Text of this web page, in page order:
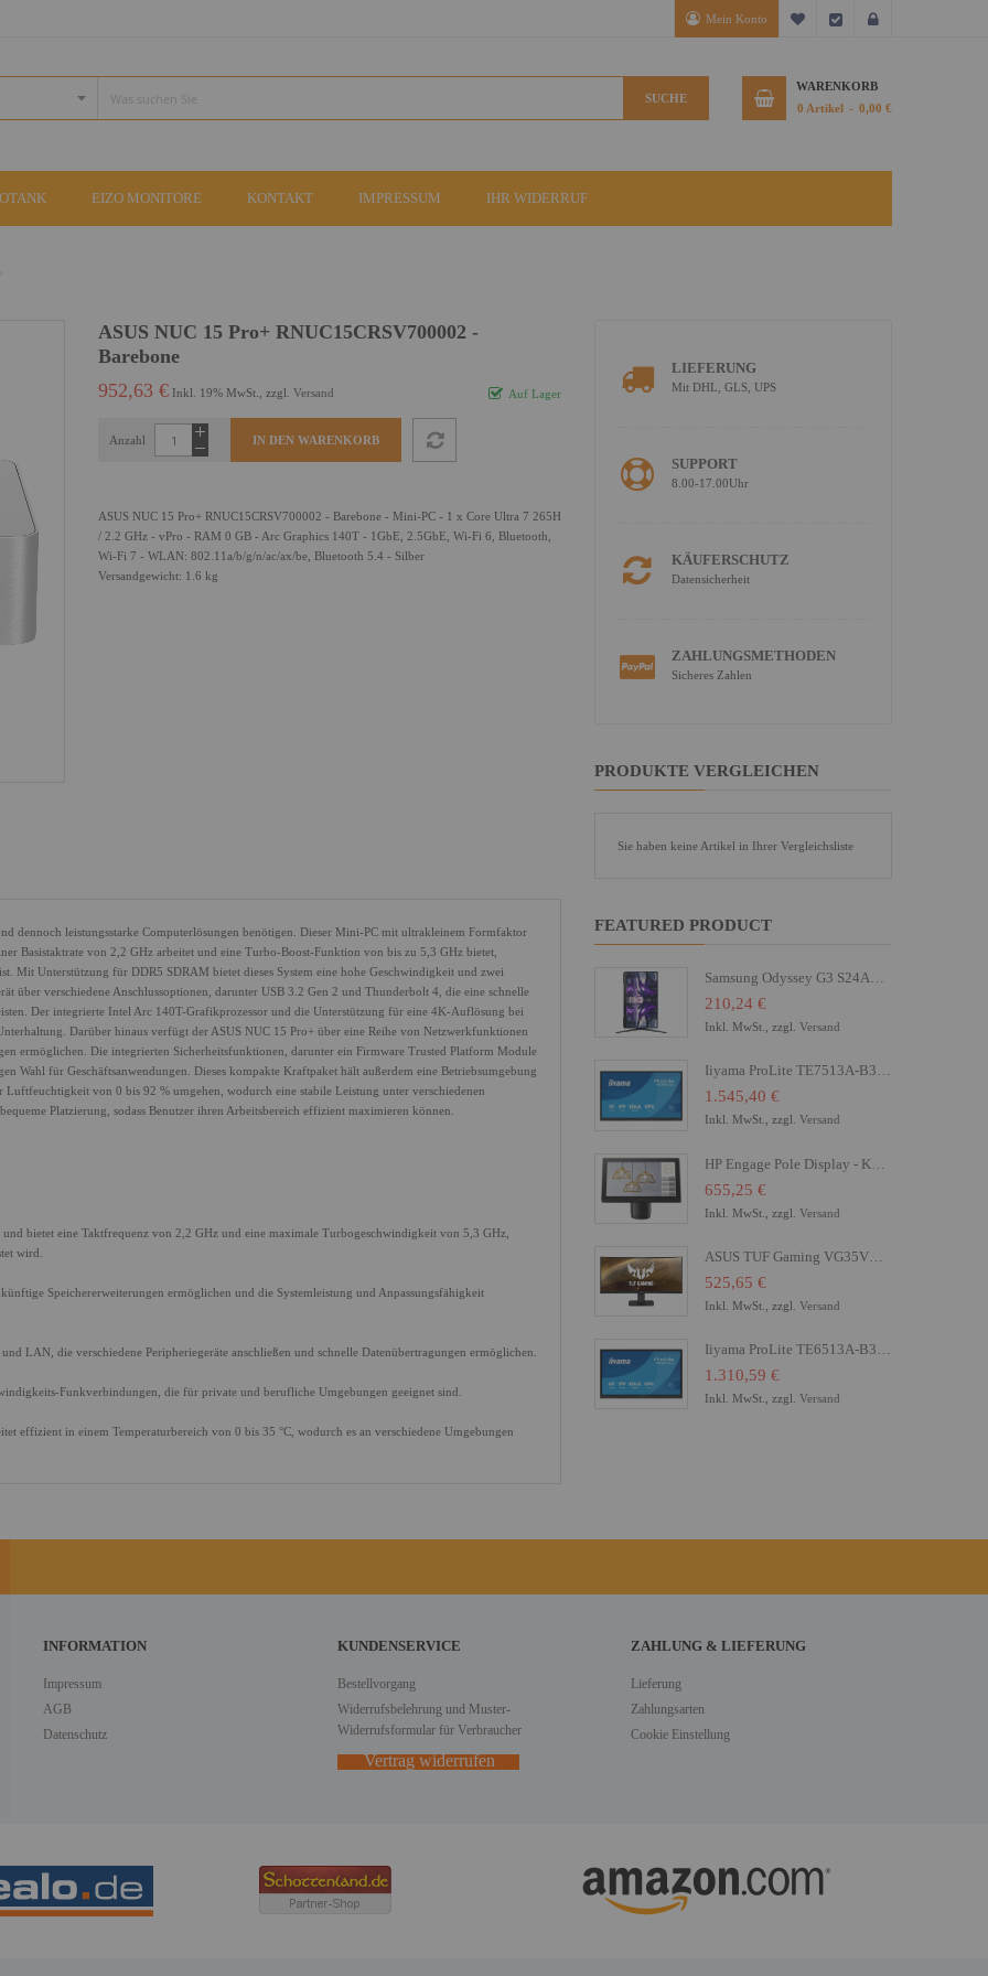
Mein Konto Mein Wunschzettel
Kasse
SUCHE
WARENKORB
0 Artikel 0,00 €
EIZO MONITORE KONTAKT IMPRESSUM IHR WIDERRUF
ASUS NUC 15 Pro+ RNUC15CRSV700002 -
Barebone
Auf Lager
952,63 € Inkl. 19% MwSt., zzgl. Versand
Anzahl IN DEN WARENKORB
ASUS NUC 15 Pro+ RNUC15CRSV700002 - Barebone - Mini-PC - 1 x Core Ultra 7 265H
/ 2.2 GHz - vPro - RAM 0 GB - Arc Graphics 140T - 1GbE, 2.5GbE, Wi-Fi 6, Bluetooth,
Wi-Fi 7 - WLAN: 802.11a/b/g/n/ac/ax/be, Bluetooth 5.4 - Silber
Versandgewicht: 1.6 kg
dennoch leistungsstarke Computerlösungen benötigen. Dieser Mini-PC mit ultrakleinem Formfaktor
Basistaktrate von 2,2 GHz arbeitet und eine Turbo-Boost-Funktion von bis zu 5,3 GHz bietet,
Mit Unterstützung für DDR5 SDRAM bietet dieses System eine hohe Geschwindigkeit und zwei
über verschiedene Anschlussoptionen, darunter USB 3.2 Gen 2 und Thunderbolt 4, die eine schnelle
Der integrierte Intel Arc 140T-Grafikprozessor und die Unterstützung für eine 4K-Auflösung bei
Darüber hinaus verfügt der ASUS NUC 15 Pro+ über eine Reihe von Netzwerkfunktionen
ermöglichen. Die integrierten Sicherheitsfunktionen, darunter ein Firmware Trusted Platform Module
Wahl für Geschäftsanwendungen. Dieses kompakte Kraftpaket hält außerdem eine Betriebsumgebung
Luftfeuchtigkeit von 0 bis 92 % umgehen, wodurch eine stabile Leistung unter verschiedenen
Platzierung, sodass Benutzer ihren Arbeitsbereich effizient maximieren können.
bietet eine Taktfrequenz von 2,2 GHz und eine maximale Turbogeschwindigkeit von 5,3 GHz,
wird.
Speichererweiterungen ermöglichen und die Systemleistung und Anpassungsfähigkeit
LAN, die verschiedene Peripheriegeräte anschließen und schnelle Datenübertragungen ermöglichen.
Funkverbindungen, die für private und berufliche Umgebungen geeignet sind.
effizient in einem Temperaturbereich von 0 bis 35 °C, wodurch es an verschiedene Umgebungen
LIEFERUNG
Mit DHL, GLS, UPS
SUPPORT
8.00-17.00Uhr
KÄUFERSCHUTZ
Datensicherheit
ZAHLUNGSMETHODEN
Sicheres Zahlen
PRODUKTE VERGLEICHEN
Sie haben keine Artikel in Ihrer Vergleichsliste
FEATURED PRODUCT
Samsung Odyssey G3 S24AG300NU - LED-Monitor - 61 cm (24")
210,24 €
Inkl. MwSt., zzgl. Versand
Iiyama ProLite TE7513A-B3AG - 190 cm (75") Diagonalklasse (189.3 cm (74.52")
1.545,40 €
Inkl. MwSt., zzgl. Versand
655,25 €
Inkl. MwSt., zzgl. Versand
525,65 €
Inkl. MwSt., zzgl. Versand
Iiyama ProLite TE6513A-B3AG - 165 cm (65") Diagonalklasse (163.8 cm (64.5")
1.310,59 €
Inkl. MwSt., zzgl. Versand
INFORMATION
Impressum
AGB
Datenschutz
KUNDENSERVICE
Bestellvorgang
Widerrufsbelehrung und Muster-
Widerrufsformular für Verbraucher
Vertrag widerrufen
ZAHLUNG & LIEFERUNG
Lieferung
Zahlungsarten
Cookie Einstellung